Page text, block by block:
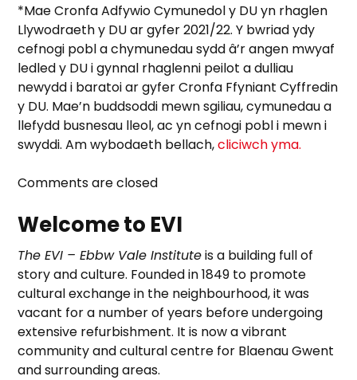
*Mae Cronfa Adfywio Cymunedol y DU yn rhaglen
Llywodraeth y DU ar gyfer 2021/22. Y bwriad ydy
cefnogi pobl a chymunedau sydd â’r angen mwyaf
ledled y DU i gynnal rhaglenni peilot a dulliau
newydd i baratoi ar gyfer Cronfa Ffyniant Cyffredin
y DU. Mae’n buddsoddi mewn sgiliau, cymunedau a
llefydd busnesau lleol, ac yn cefnogi pobl i mewn i
swyddi. Am wybodaeth bellach,cliciwch yma.
Comments are closed
Welcome to EVI
The EVI – Ebbw Vale Instituteis a building full of
story and culture. Founded in 1849 to promote
cultural exchange in the neighbourhood, it was
vacant for a number of years before undergoing
extensive refurbishment. It is now a vibrant
community and cultural centre for Blaenau Gwent
and surrounding areas.